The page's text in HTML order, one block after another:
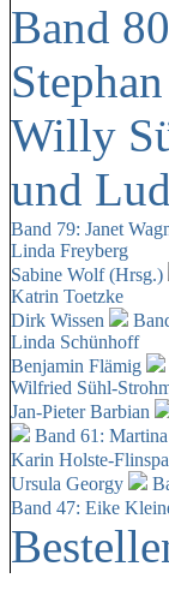
Band
Willy
und
Band 79: Janet
Linda Freyberg
Sabine Wolf (Hrsg.)
Katrin Toetzke
Dirk Wissen
Linda Schünhoff
Benjamin Flämig
Wilfried Sühl-
Jan-Pieter Barbian
Band 61:
Karin Holste-
Ursula Georgy
Band 47: Eike